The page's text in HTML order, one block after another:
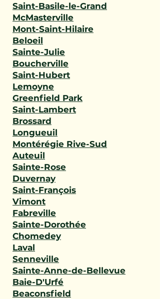
Saint-Basile-le-Grand
McMasterville
Mont-Saint-Hilaire
Beloeil
Sainte-Julie
Boucherville
Saint-Hubert
Lemoyne
Greenfield Park
Saint-Lambert
Brossard
Longueuil
Montérégie Rive-Sud
Auteuil
Sainte-Rose
Duvernay
Saint-François
Vimont
Fabreville
Sainte-Dorothée
Chomedey
Laval
Senneville
Sainte-Anne-de-Bellevue
Baie-D'Urfé
Beaconsfield